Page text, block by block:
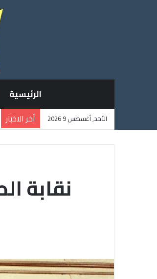
الرئيسية
الأحد, أغسطس 9 2026 أخر الاخبار
نقابة